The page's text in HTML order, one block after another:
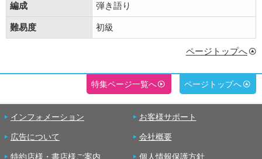
編成 弾き語り
難易度 初級
ページトップへ
特集ページ一覧へ ページトップへ
インフォメーション お客様サポート
広告について 会社概要
特約店様・書店様ご案内 個人情報保護方針